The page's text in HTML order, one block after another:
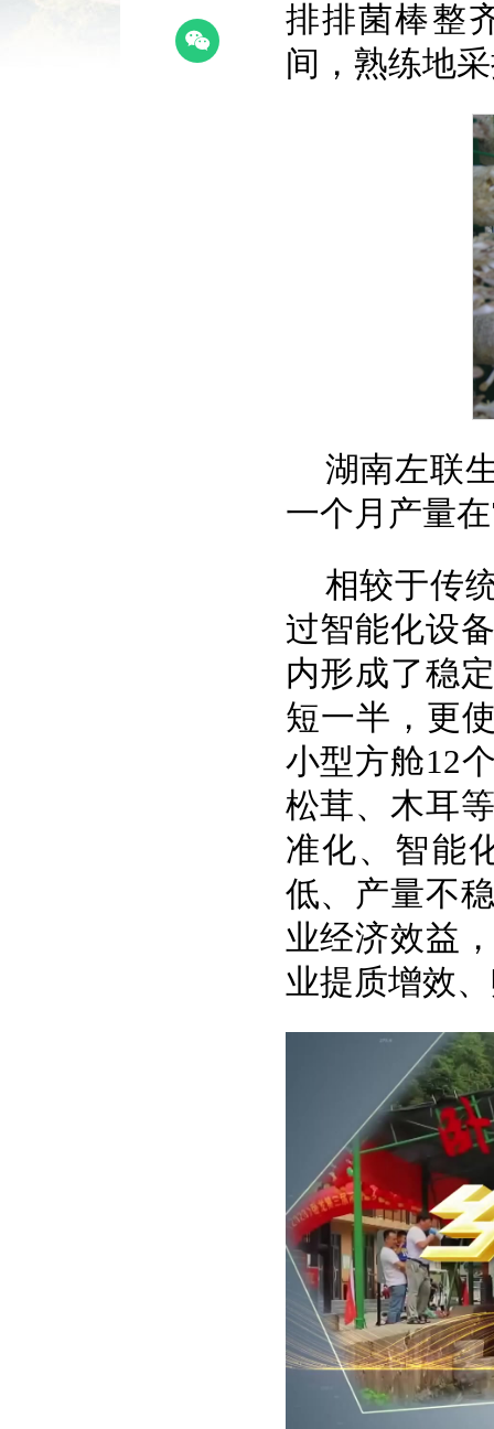
排排菌棒整
间，熟练地
湖南左联
一个月产量
相较于传
过智能化设
内形成了稳
短一半，更
小型方舱12
松茸、木耳
准化、智能
低、产量不
业经济效益
业提质增效